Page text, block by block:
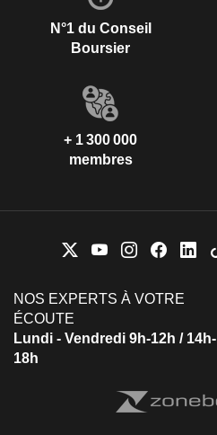
N°1 du Conseil
Boursier
+ 1 300 000
membres
NOS EXPERTS À VOTRE
ÉCOUTE
Lundi - Vendredi 9h-12h / 14h-
18h